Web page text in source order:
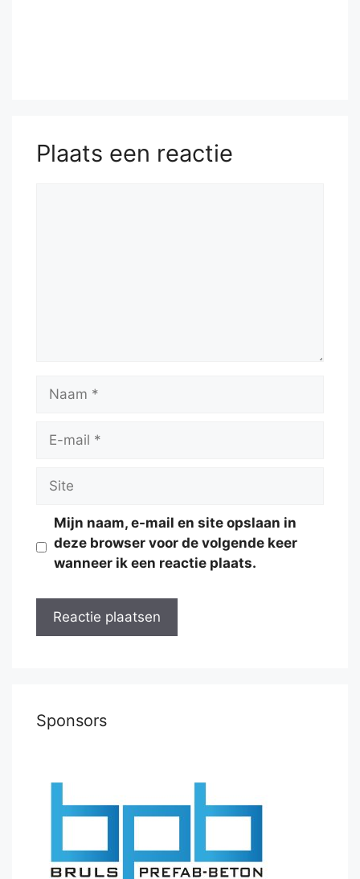
Plaats een reactie
Naam
Site
Mijn naam, e-mail en site opslaan in
deze browser voor de volgende keer
wanneer ik een reactie plaats.
Sponsors